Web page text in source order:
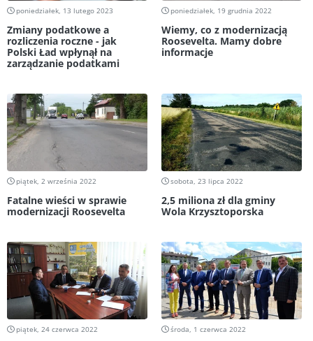
poniedziałek, 13 lutego 2023
Zmiany podatkowe a
rozliczenia roczne - jak
Polski Ład wpłynął na
zarządzanie podatkami
poniedziałek, 19 grudnia 2022
Wiemy, co z modernizacją
Roosevelta. Mamy dobre
informacje
piątek, 2 września 2022
Fatalne wieści w sprawie
modernizacji Roosevelta
sobota, 23 lipca 2022
2,5 miliona zł dla gminy
Wola Krzysztoporska
piątek, 24 czerwca 2022 środa, 1 czerwca 2022